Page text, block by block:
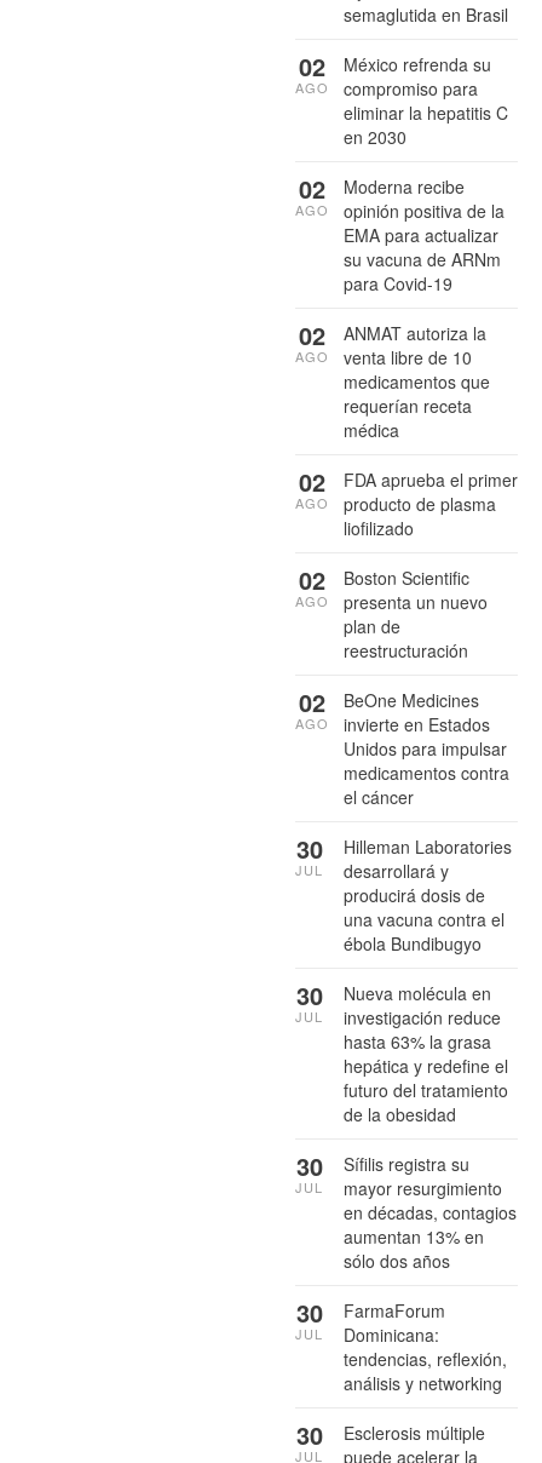
semaglutida en Brasil
México refrenda su
compromiso para
eliminar la hepatitis C
en 2030
02
AGO
Moderna recibe
opinión positiva de la
EMA para actualizar
su vacuna de ARNm
para Covid-19
02
AGO
ANMAT autoriza la
venta libre de 10
medicamentos que
requerían receta
médica
02
AGO
FDA aprueba el primer
producto de plasma
liofilizado
02
AGO
Boston Scientific
presenta un nuevo
plan de
reestructuración
02
AGO
BeOne Medicines
invierte en Estados
Unidos para impulsar
medicamentos contra
el cáncer
02
AGO
Hilleman Laboratories
desarrollará y
producirá dosis de
una vacuna contra el
ébola Bundibugyo
30
JUL
Nueva molécula en
investigación reduce
hasta 63% la grasa
hepática y redefine el
futuro del tratamiento
de la obesidad
30
JUL
Sífilis registra su
mayor resurgimiento
en décadas, contagios
aumentan 13% en
sólo dos años
30
JUL
FarmaForum
Dominicana:
tendencias, reflexión,
análisis y networking
30
JUL
Esclerosis múltiple
puede acelerar la
30
JUL